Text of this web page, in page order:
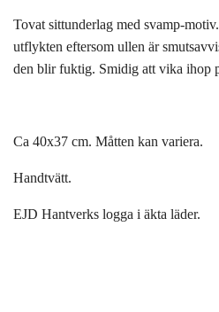
Tovat sittunderlag med svamp-
utflykten eftersom ullen är
den blir fuktig. Smidig att vika ihop
Ca 40x37 cm. Måtten kan variera.
Handtvätt.
EJD Hantverks logga i äkta läder.